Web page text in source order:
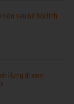
hôn sau bê bối tình
Hưng đi xem